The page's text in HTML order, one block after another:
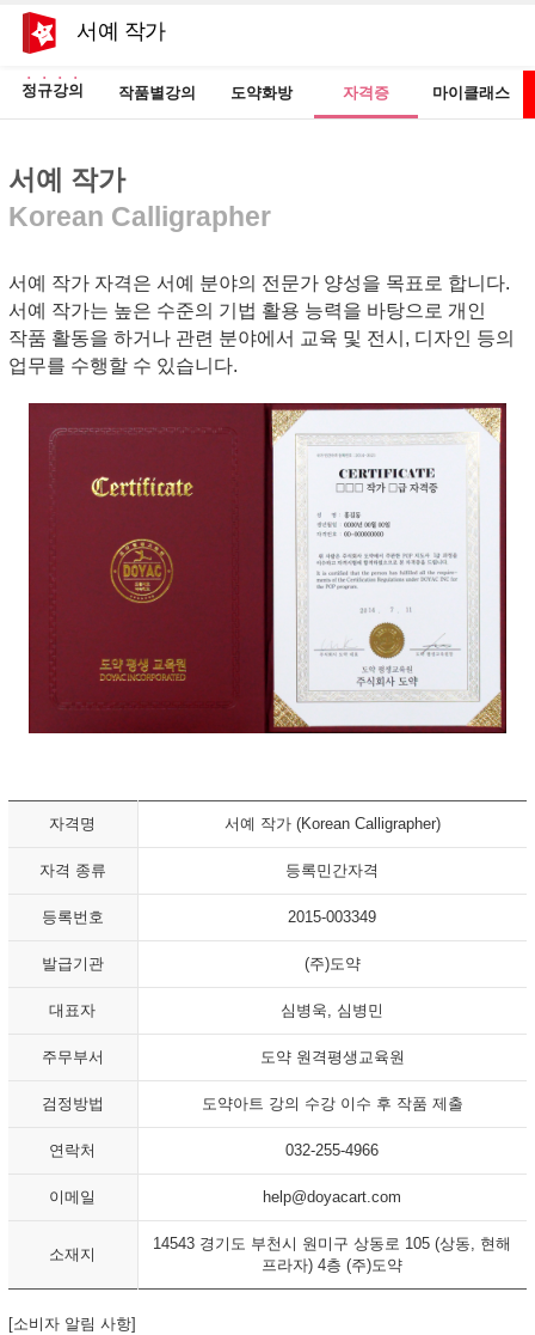
서예 작가
정규강의 작품별강의 도약화방 자격증 마이클래스
서예 작가
Korean Calligrapher
서예 작가 자격은 서예 분야의 전문가 양성을 목표로 합니다.
서예 작가는 높은 수준의 기법 활용 능력을 바탕으로 개인
작품 활동을 하거나 관련 분야에서 교육 및 전시, 디자인 등의
업무를 수행할 수 있습니다.
자격명 서예 작가 (Korean Calligrapher)
자격 종류 등록민간자격
등록번호 2015-003349
발급기관 (주)도약
대표자 심병욱, 심병민
주무부서 도약 원격평생교육원
검정방법 도약아트 강의 수강 이수 후 작품 제출
연락처 032-255-4966
이메일 help@doyacart.com
소재지
14543 경기도 부천시 원미구 상동로 105 (상동, 현해
프라자) 4층 (주)도약
[소비자 알림 사항]